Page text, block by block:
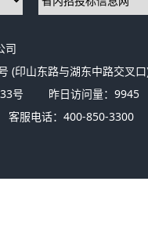
司
(印山东路与湖东中路交叉
号 昨日访问量： 9945
客服电话：400-850-3300